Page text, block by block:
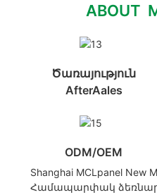
ABOUT
Ծառայություն
AfterAales
ODM/OEM
Shanghai MCLpanel New
Համապարփակ